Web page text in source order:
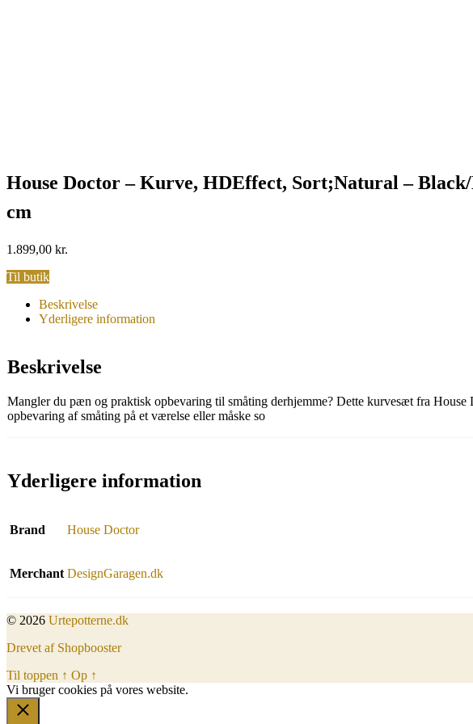
House Doctor – Kurve, HDEffect, Sort;Natural –
cm
1.899,00 kr.
Til butik
Beskrivelse
Yderligere information
Beskrivelse
Mangler du pæn og praktisk opbevaring til småting derhjemme? Dette kurvesæt fra
opbevaring af småting på et værelse eller måske so
Yderligere information
Brand House Doctor
Merchant DesignGaragen.dk
© 2026 Urtepotterne.dk
Drevet af Shopbooster
Til toppen ↑ Op ↑
Vi bruger cookies på vores website.